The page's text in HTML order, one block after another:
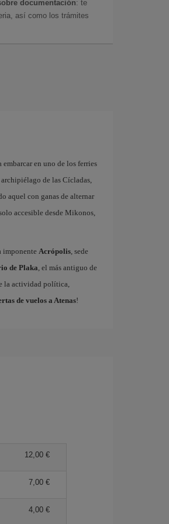
documentación: te
así como los trámites
en uno de los ferries
de las Cícladas,
aquel con ganas de alternar
accesible desde Mikonos,
imponente Acrópolis, sede
de Plaka, el más antiguo de
la actividad política,
de vuelos a Atenas!
12,00 €
7,00 €
4,00 €